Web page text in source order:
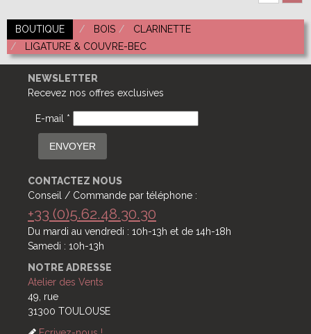
BOUTIQUE BOIS
CLARINETTE
LIGATURE & COUVRE-BEC
NEWSLETTER
Recevez nos offres exclusives
E-mail *
ENVOYER
CONTACTEZ NOUS
Conseil / Commande par téléphone :
+33 (0)5.62.48.30.30
Du mardi au vendredi : 10h-13h et de 14h-18h
Samedi : 10h-13h
NOTRE ADRESSE
Atelier des Vents
49, rue
31300 TOULOUSE